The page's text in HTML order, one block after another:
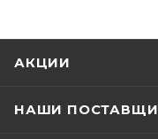
АКЦИИ
НАШИ